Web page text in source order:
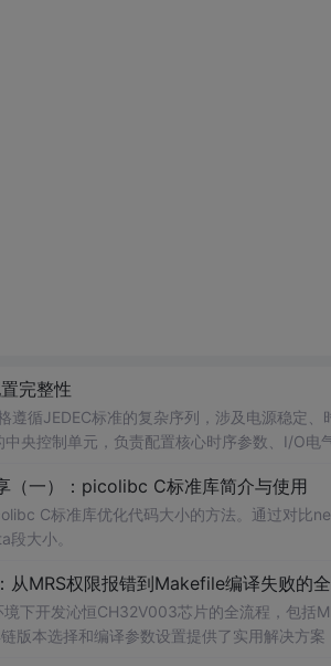
完整性
遵循JEDEC标准的复杂序列，涉及电源稳定
央控制单元，负责配置核心时序参数、I/O
程体现了现代DRAM设计中"设定-调优"的核心
（一）：picolibc C标准库简介与使用
C标准库优化代码大小的方法。通过对比
大小。
MRS权限报错到Makefile编译失败的
下开发沁恒CH32V003芯片的全流程，包括
版本选择和编译参数设置提供了实用解决方案